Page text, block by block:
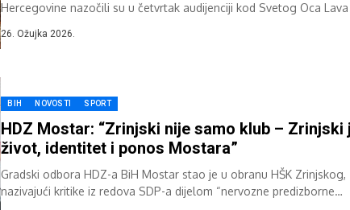
Hercegovine nazočili su u četvrtak audijenciji kod Svetog Oca Lava
26. Ožujka 2026.
BIH NOVOSTI SPORT
HDZ Mostar: “Zrinjski nije samo klub – Zrinjski
život, identitet i ponos Mostara”
Gradski odbora HDZ-a BiH Mostar stao je u obranu HŠK Zrinjskog,
nazivajući kritike iz redova SDP-a dijelom “nervozne predizborne